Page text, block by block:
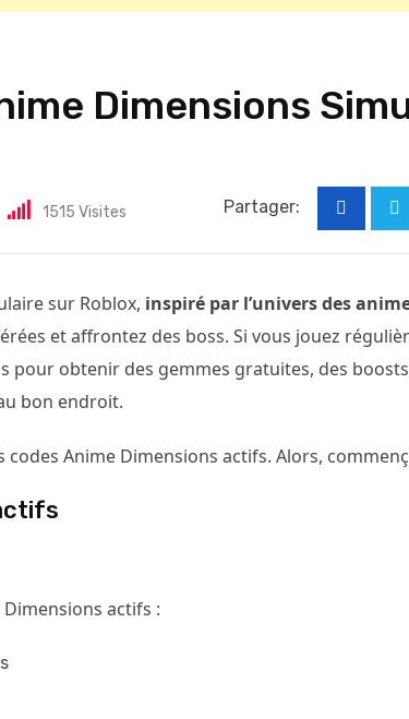
Dimensions
1515 Visites Partager:
sur Roblox, inspiré par l’univers des
et affrontez des boss. Si vous jouez
pour obtenir des gemmes gratuites, des
bon endroit.
codes Anime Dimensions actifs. Alors,
actifs :